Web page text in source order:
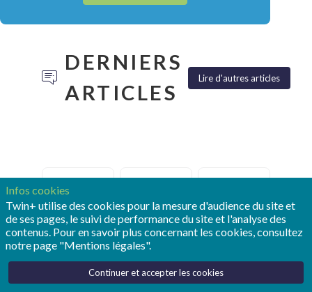
DERNIERS
ARTICLES
Lire d'autres articles
TONY
HEMMELGARN:
«LE
JUMEAU
NUMÉRIQUE
SOCLE
OPMOBILITY,
LE
JUMEAU
NUMÉRIQUE
DEVENU
UN
LIVE :
SIEMENS
FAIT
ENTRER
JUMEAU
NUMÉRIQUE
Infos cookies
Twin+ utilise des cookies pour la mesure d'audience du site et
de ses pages, le suivi de performance du site et l'analyse des
contenus. Pour en savoir plus concernant les cookies, consultez
notre page "Mentions légales".
Continuer et accepter les cookies